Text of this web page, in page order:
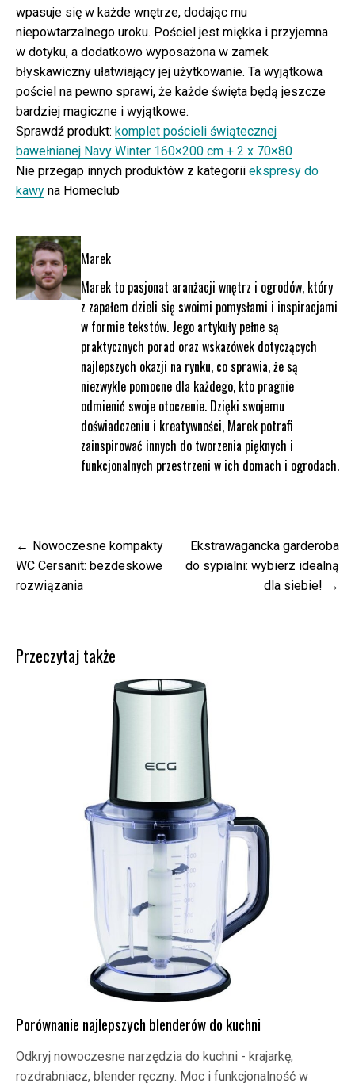
wpasuje się w każde wnętrze, dodając mu
niepowtarzalnego uroku. Pościel jest miękka i przyjemna
w dotyku, a dodatkowo wyposażona w zamek
błyskawiczny ułatwiający jej użytkowanie. Ta wyjątkowa
pościel na pewno sprawi, że każde święta będą jeszcze
bardziej magiczne i wyjątkowe.
Sprawdź produkt: komplet pościeli świątecznej
bawełnianej Navy Winter 160×200 cm + 2 x 70×80
Nie przegap innych produktów z kategorii ekspresy do
kawy na Homeclub
Marek
Marek to pasjonat aranżacji wnętrz i ogrodów, który
z zapałem dzieli się swoimi pomysłami i inspiracjami
w formie tekstów. Jego artykuły pełne są
praktycznych porad oraz wskazówek dotyczących
najlepszych okazji na rynku, co sprawia, że są
niezwykle pomocne dla każdego, kto pragnie
odmienić swoje otoczenie. Dzięki swojemu
doświadczeniu i kreatywności, Marek potrafi
zainspirować innych do tworzenia pięknych i
funkcjonalnych przestrzeni w ich domach i ogrodach.
Nawigacja
wpisu
Nowoczesne kompakty
WC Cersanit: bezdeskowe
rozwiązania
Ekstrawagancka garderoba
do sypialni: wybierz idealną
dla siebie!
Przeczytaj także
Porównanie najlepszych blenderów do kuchni
Odkryj nowoczesne narzędzia do kuchni - krajarkę,
rozdrabniacz, blender ręczny. Moc i funkcjonalność w